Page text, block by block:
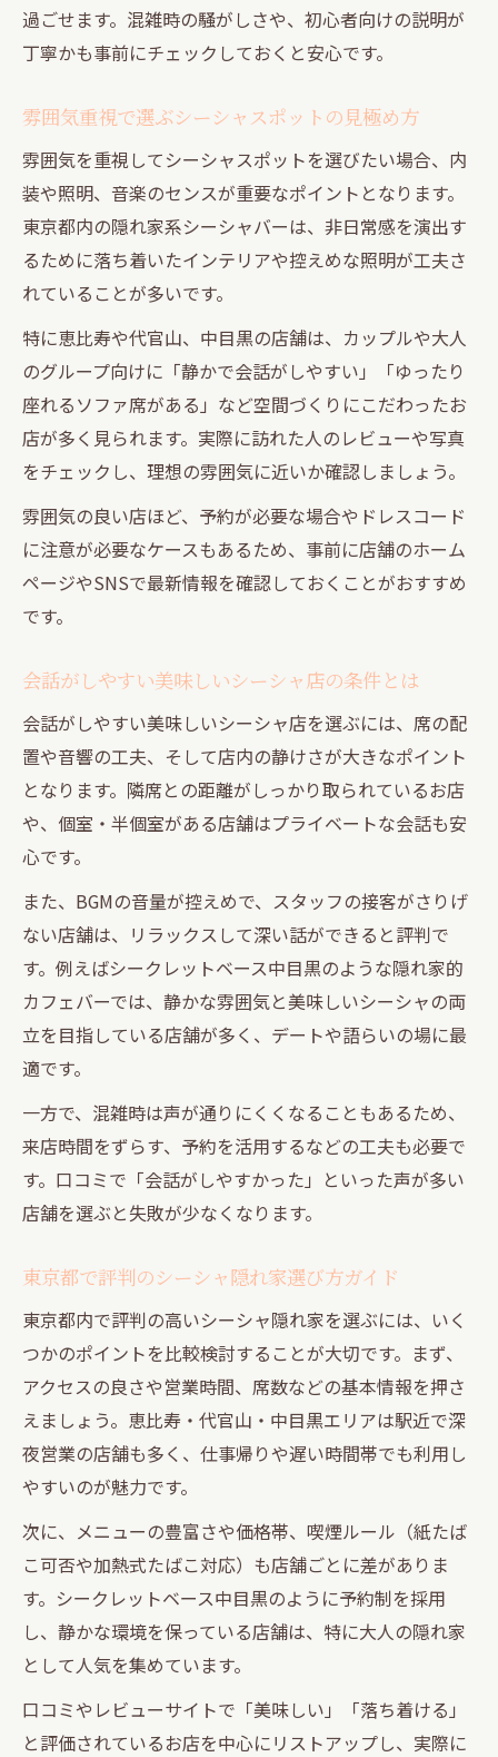
過ごせます。混雑時の騒がしさや、初心者向けの説明が
丁寧かも事前にチェックしておくと安心です。
雰囲気重視で選ぶシーシャスポットの見極め方
雰囲気を重視してシーシャスポットを選びたい場合、内
装や照明、音楽のセンスが重要なポイントとなります。
東京都内の隠れ家系シーシャバーは、非日常感を演出す
るために落ち着いたインテリアや控えめな照明が工夫さ
れていることが多いです。
特に恵比寿や代官山、中目黒の店舗は、カップルや大人
のグループ向けに「静かで会話がしやすい」「ゆったり
座れるソファ席がある」など空間づくりにこだわったお
店が多く見られます。実際に訪れた人のレビューや写真
をチェックし、理想の雰囲気に近いか確認しましょう。
雰囲気の良い店ほど、予約が必要な場合やドレスコード
に注意が必要なケースもあるため、事前に店舗のホーム
ページやSNSで最新情報を確認しておくことがおすすめ
です。
会話がしやすい美味しいシーシャ店の条件とは
会話がしやすい美味しいシーシャ店を選ぶには、席の配
置や音響の工夫、そして店内の静けさが大きなポイント
となります。隣席との距離がしっかり取られているお店
や、個室・半個室がある店舗はプライベートな会話も安
心です。
また、BGMの音量が控えめで、スタッフの接客がさりげ
ない店舗は、リラックスして深い話ができると評判で
す。例えばシークレットベース中目黒のような隠れ家的
カフェバーでは、静かな雰囲気と美味しいシーシャの両
立を目指している店舗が多く、デートや語らいの場に最
適です。
一方で、混雑時は声が通りにくくなることもあるため、
来店時間をずらす、予約を活用するなどの工夫も必要で
す。口コミで「会話がしやすかった」といった声が多い
店舗を選ぶと失敗が少なくなります。
東京都で評判のシーシャ隠れ家選び方ガイド
東京都内で評判の高いシーシャ隠れ家を選ぶには、いく
つかのポイントを比較検討することが大切です。まず、
アクセスの良さや営業時間、席数などの基本情報を押さ
えましょう。恵比寿・代官山・中目黒エリアは駅近で深
夜営業の店舗も多く、仕事帰りや遅い時間帯でも利用し
やすいのが魅力です。
次に、メニューの豊富さや価格帯、喫煙ルール（紙たば
こ可否や加熱式たばこ対応）も店舗ごとに差がありま
す。シークレットベース中目黒のように予約制を採用
し、静かな環境を保っている店舗は、特に大人の隠れ家
として人気を集めています。
口コミやレビューサイトで「美味しい」「落ち着ける」
と評価されているお店を中心にリストアップし、実際に